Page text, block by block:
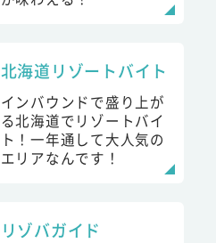
北海道リゾートバイト
インバウンドで盛り上が
る北海道でリゾートバイ
ト！一年通して大人気の
エリアなんです！
リゾバガイド